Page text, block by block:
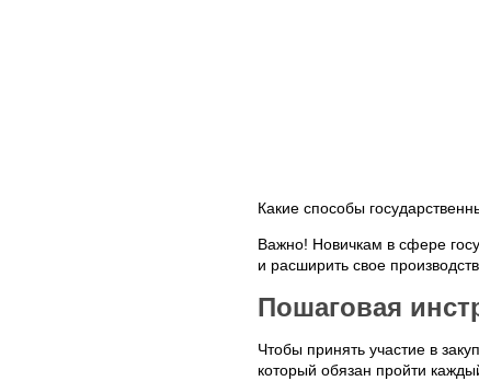
Какие способы
Важно! Новичкам в сфере
и расширить свое
Пошаговая
Чтобы принять участие в
который обязан пройти